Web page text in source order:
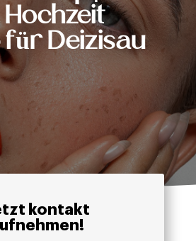
für Deizisau
kontakt